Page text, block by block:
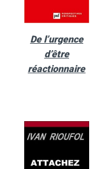
De l’urgence
d’être
réactionnaire